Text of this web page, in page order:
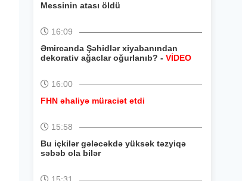
Messinin atası öldü
16:09
Əmircanda Şəhidlər xiyabanından
dekorativ ağaclar oğurlanıb? - VİDEO
16:00
FHN əhaliyə müraciət etdi
15:58
Bu içkilər gələcəkdə yüksək təzyiqə
səbəb ola bilər